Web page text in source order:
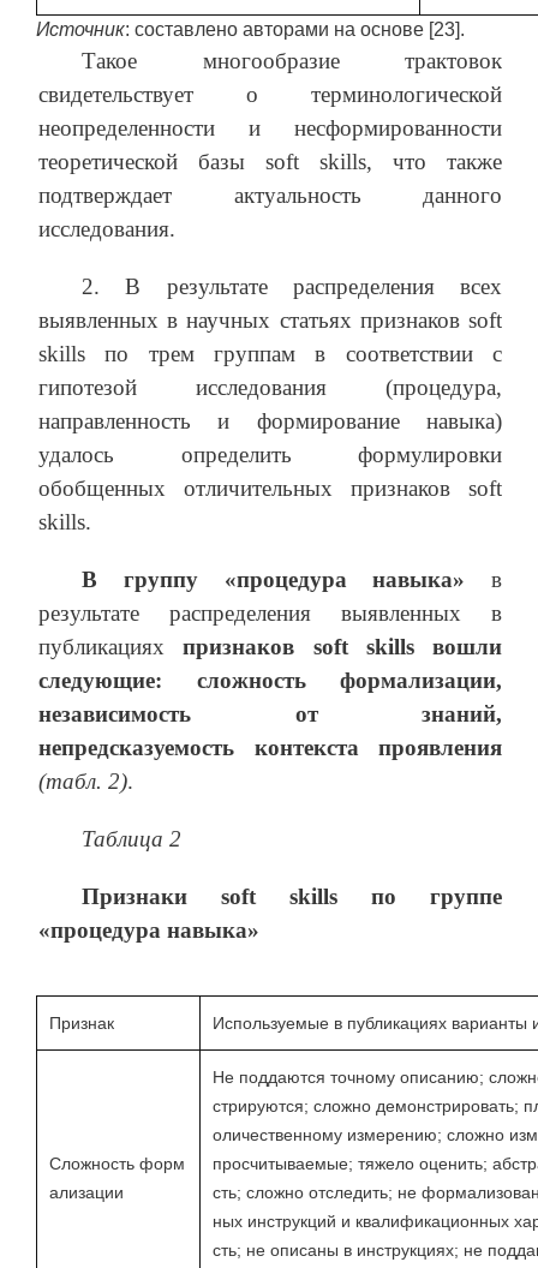
Источник: составлено авторами на основе [23].
Такое многообразие трактовок
свидетельствует о терминологической
неопределенности и несформированности
теоретической базы soft skills, что также
подтверждает актуальность данного
исследования.
2. В результате распределения всех
выявленных в научных статьях признаков soft
skills по трем группам в соответствии с
гипотезой исследования (процедура,
направленность и формирование навыка)
удалось определить формулировки
обобщенных отличительных признаков soft
skills.
В группу «процедура навыка» в
результате распределения выявленных в
публикацияхпризнаков soft skills
вошли
следующие: сложность формализации,
независимость от знаний,
непредсказуемость контекста проявления
(табл. 2).
Таблица 2
Признаки soft skills
по группе
«процедура навыка»
Признак Используемые в публикациях варианты
Сложность форм
ализации
Не поддаются точному описанию;
стрируются; сложно демонстрировать;
оличественному измерению; сложно
просчитываемые; тяжело оценить;
сть; сложно отследить; не
ных инструкций и квалификационных
сть; не описаны в инструкциях; не